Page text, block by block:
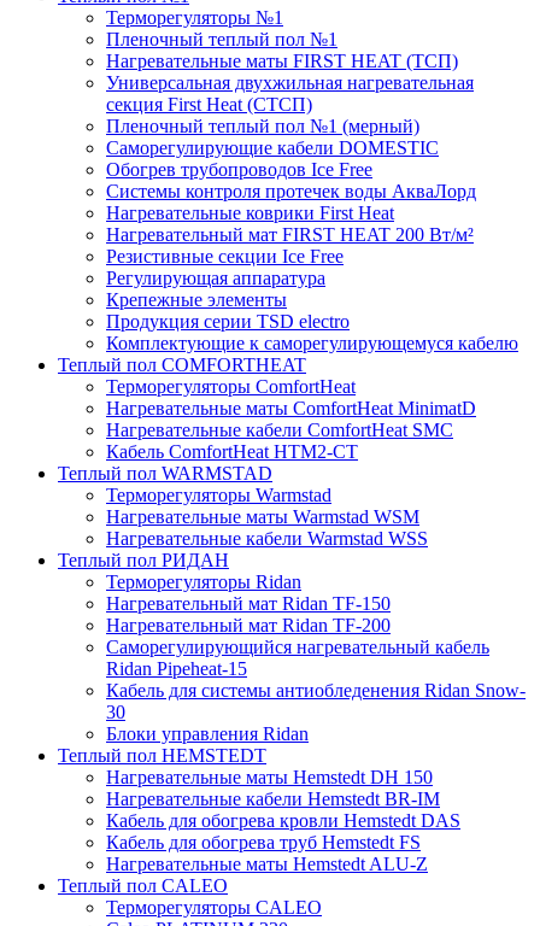
Терморегуляторы №1
Пленочный теплый пол №1
Нагревательные маты FIRST HEAT (ТСП)
Универсальная двухжильная нагревательная
секция First Heat (СТСП)
Пленочный теплый пол №1 (мерный)
Саморегулирующие кабели DOMESTIC
Обогрев трубопроводов Ice Free
Системы контроля протечек воды АкваЛорд
Нагревательные коврики First Heat
Нагревательный мат FIRST HEAT 200 Вт/м²
Резистивные секции Ice Free
Регулирующая аппаратура
Крепежные элементы
Продукция серии TSD electro
Комплектующие к саморегулирующемуся кабелю
Теплый пол COMFORTHEAT
Терморегуляторы ComfortHeat
Нагревательные маты ComfortHeat MinimatD
Нагревательные кабели ComfortHeat SMC
Кабель ComfortHeat HTM2-CT
Теплый пол WARMSTAD
Терморегуляторы Warmstad
Нагревательные маты Warmstad WSM
Нагревательные кабели Warmstad WSS
Теплый пол РИДАН
Терморегуляторы Ridan
Нагревательный мат Ridan TF-150
Нагревательный мат Ridan TF-200
Саморегулирующийся нагревательный кабель
Ridan Pipeheat-15
Кабель для системы антиобледенения Ridan Snow-
30
Блоки управления Ridan
Теплый пол HEMSTEDT
Нагревательные маты Hemstedt DH 150
Нагревательные кабели Hemstedt BR-IM
Кабель для обогрева кровли Hemstedt DAS
Кабель для обогрева труб Hemstedt FS
Нагревательные маты Hemstedt ALU-Z
Теплый пол CALEO
Терморегуляторы CALEO